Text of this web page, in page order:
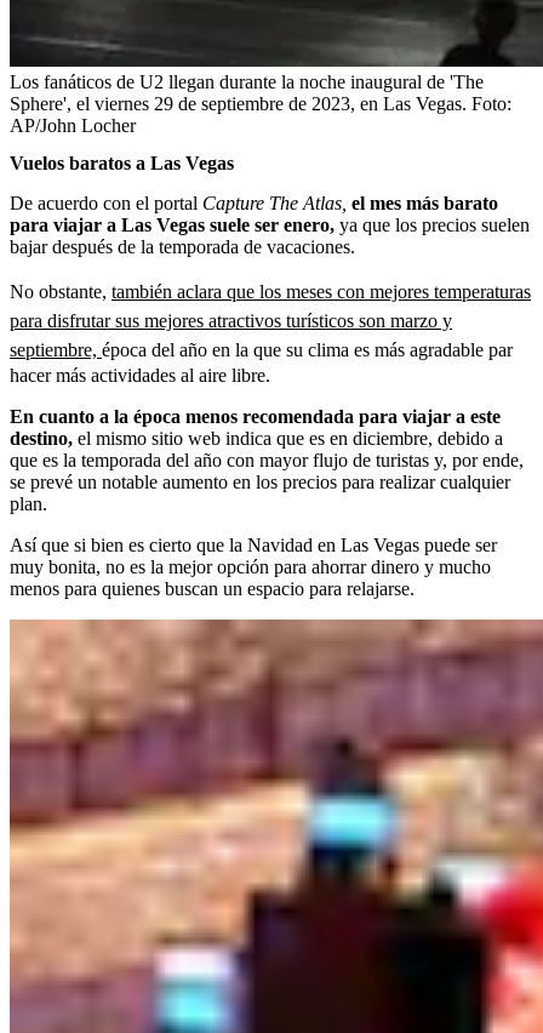
Los fanáticos de U2 llegan durante la noche inaugural de 'The
Sphere', el viernes 29 de septiembre de 2023, en Las Vegas. Foto:
AP/John Locher
Vuelos baratos a Las Vegas
De acuerdo con el portal Capture The Atlas, el mes más barato
para viajar a Las Vegas suele ser enero, ya que los precios suelen
bajar después de la temporada de vacaciones.
No obstante, también aclara que los meses con mejores temperaturas
para disfrutar sus mejores atractivos turísticos son marzo y
septiembre, época del año en la que su clima es más agradable par
hacer más actividades al aire libre.
En cuanto a la época menos recomendada para viajar a este
destino, el mismo sitio web indica que es en diciembre, debido a
que es la temporada del año con mayor flujo de turistas y, por ende,
se prevé un notable aumento en los precios para realizar cualquier
plan.
Así que si bien es cierto que la Navidad en Las Vegas puede ser
muy bonita, no es la mejor opción para ahorrar dinero y mucho
menos para quienes buscan un espacio para relajarse.